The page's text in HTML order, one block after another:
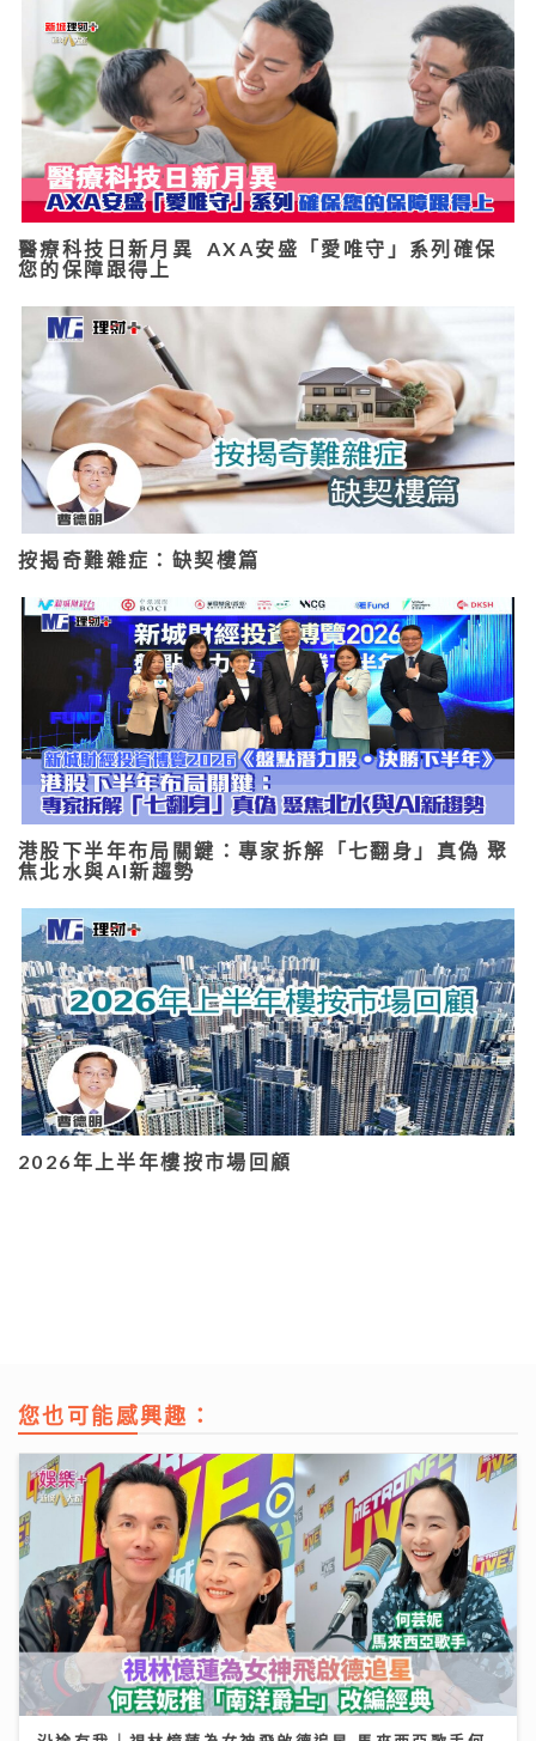
醫療科技日新月異 AXA安盛「愛唯守」系列確保
您的保障跟得上
按揭奇難雜症：缺契樓篇
港股下半年布局關鍵：專家拆解「七翻身」真偽 聚
焦北水與AI新趨勢
2026年上半年樓按市場回顧
您也可能感興趣：